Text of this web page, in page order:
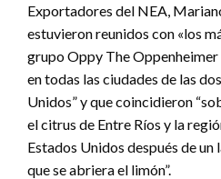
Exportadores del NEA,
estuvieron reunidos con «los
grupo Oppy The Oppenheimer
en todas las ciudades de las
Unidos” y que coincidieron
el citrus de Entre Ríos y la
Estados Unidos después de
que se abriera el limón”.